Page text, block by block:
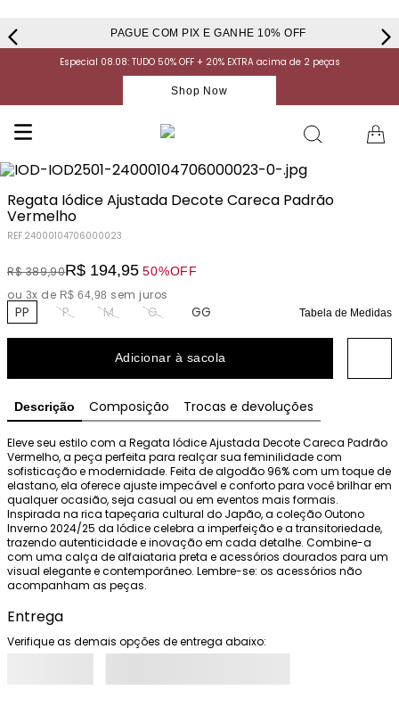
PAGUE COM PIX E GANHE 10% OFF
Especial 08.08: TUDO 50% OFF + 20% EXTRA acima de 2 peças
Shop Now
Regata Iódice Ajustada Decote Careca Padrão
Vermelho
REF.24000104706000023
R$ 389,90R$ 194,95 50%OFF
ou 3x de R$ 64,98 sem juros
PP P M G GG Tabela de Medidas
Adicionar à sacola
Descrição Composição Trocas e devoluções
Eleve seu estilo com a Regata Iódice Ajustada Decote Careca Padrão
Vermelho, a peça perfeita para realçar sua feminilidade com
sofisticação e modernidade. Feita de algodão 96% com um toque de
elastano, ela oferece ajuste impecável e conforto para você brilhar em
qualquer ocasião, seja casual ou em eventos mais formais.
Inspirada na rica tapeçaria cultural do Japão, a coleção Outono
Inverno 2024/25 da Iódice celebra a imperfeição e a transitoriedade,
trazendo autenticidade e inovação em cada detalhe. Combine-a
com uma calça de alfaiataria preta e acessórios dourados para um
visual elegante e contemporâneo. Lembre-se: os acessórios não
acompanham as peças.
Entrega
Verifique as demais opções de entrega abaixo: